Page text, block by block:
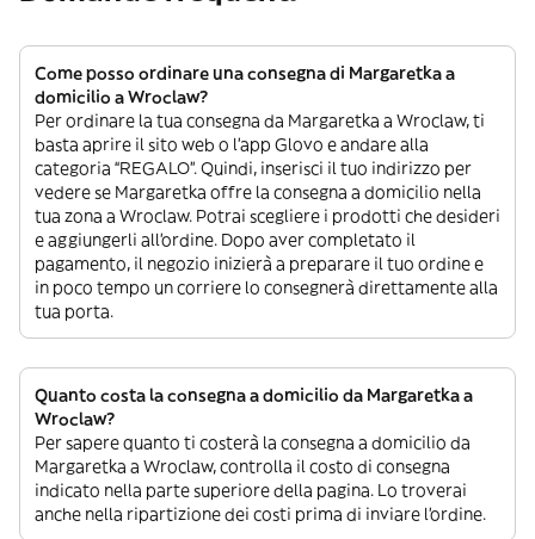
Come posso ordinare una consegna di Margaretka a
domicilio a Wroclaw?
Per ordinare la tua consegna da Margaretka a Wroclaw, ti
basta aprire il sito web o l’app Glovo e andare alla
categoria “REGALO”. Quindi, inserisci il tuo indirizzo per
vedere se Margaretka offre la consegna a domicilio nella
tua zona a Wroclaw. Potrai scegliere i prodotti che desideri
e aggiungerli all’ordine. Dopo aver completato il
pagamento, il negozio inizierà a preparare il tuo ordine e
in poco tempo un corriere lo consegnerà direttamente alla
tua porta.
Quanto costa la consegna a domicilio da Margaretka a
Wroclaw?
Per sapere quanto ti costerà la consegna a domicilio da
Margaretka a Wroclaw, controlla il costo di consegna
indicato nella parte superiore della pagina. Lo troverai
anche nella ripartizione dei costi prima di inviare l’ordine.